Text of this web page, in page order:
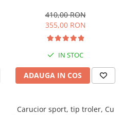
ultracompacta, S1, Verde
smarald
410,00 RON
355,00 RON
IN STOC
ADAUGA IN COS
Carucior sport, tip troler, Cu